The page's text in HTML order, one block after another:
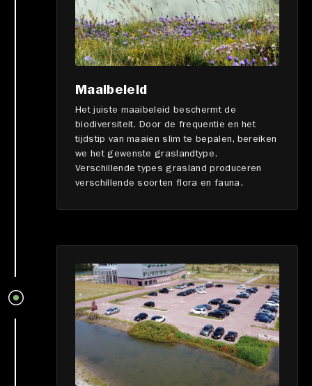
Maaibeleid
Het juiste maaibeleid beschermt de
biodiversiteit. Door de frequentie en het
tijdstip van maaien slim te bepalen, bereiken
we het gewenste graslandtype.
Verschillende types grasland produceren
verschillende soorten flora en fauna.